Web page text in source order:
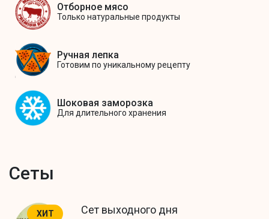
Отборное мясо
Только натуральные продукты
Ручная лепка
Готовим по уникальному рецепту
Шоковая заморозка
Для длительного хранения
Сеты
ХИТ Сет выходного дня